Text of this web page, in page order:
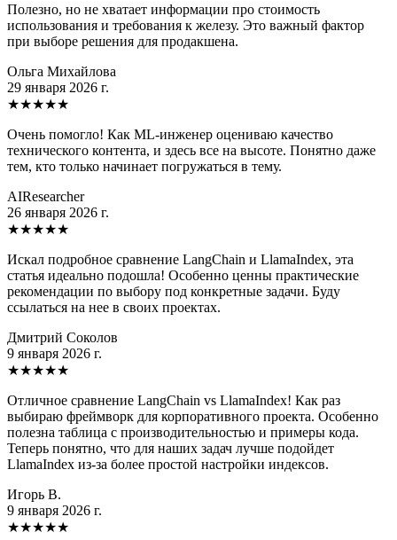
Полезно, но не хватает информации про стоимость
использования и требования к железу. Это важный фактор
при выборе решения для продакшена.
Ольга Михайлова
29 января 2026 г.
★★★★★
Очень помогло! Как ML-инженер оцениваю качество
технического контента, и здесь все на высоте. Понятно даже
тем, кто только начинает погружаться в тему.
AIResearcher
26 января 2026 г.
★★★★★
Искал подробное сравнение LangChain и LlamaIndex, эта
статья идеально подошла! Особенно ценны практические
рекомендации по выбору под конкретные задачи. Буду
ссылаться на нее в своих проектах.
Дмитрий Соколов
9 января 2026 г.
★★★★★
Отличное сравнение LangChain vs LlamaIndex! Как раз
выбираю фреймворк для корпоративного проекта. Особенно
полезна таблица с производительностью и примеры кода.
Теперь понятно, что для наших задач лучше подойдет
LlamaIndex из-за более простой настройки индексов.
Игорь В.
9 января 2026 г.
★★★★★